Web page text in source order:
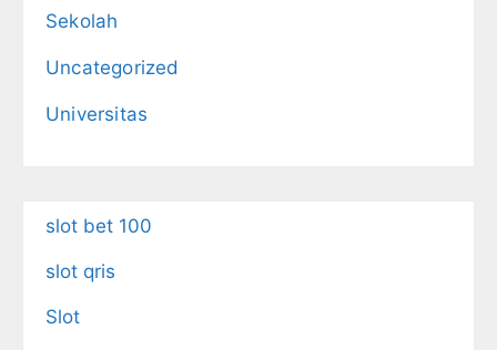
Sekolah
Uncategorized
Universitas
slot bet 100
slot qris
Slot